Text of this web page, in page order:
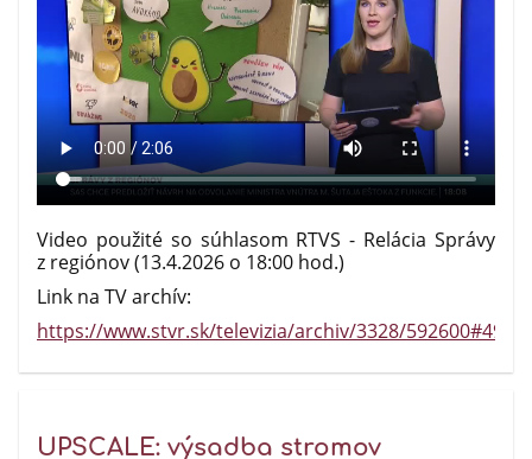
Video použité so súhlasom RTVS - Relácia Správy
z regiónov (13.4.2026 o 18:00 hod.)
Link na TV archív:
https://www.stvr.sk/televizia/archiv/3328/592600#494
UPSCALE: výsadba stromov